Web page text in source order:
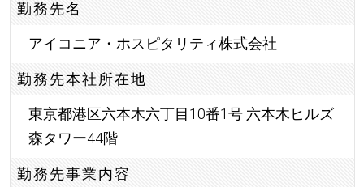
勤務先名
アイコニア・ホスピタリティ株式会社
勤務先本社所在地
東京都港区六本木六丁目10番1号 六本木ヒルズ
森タワー44階
勤務先事業内容